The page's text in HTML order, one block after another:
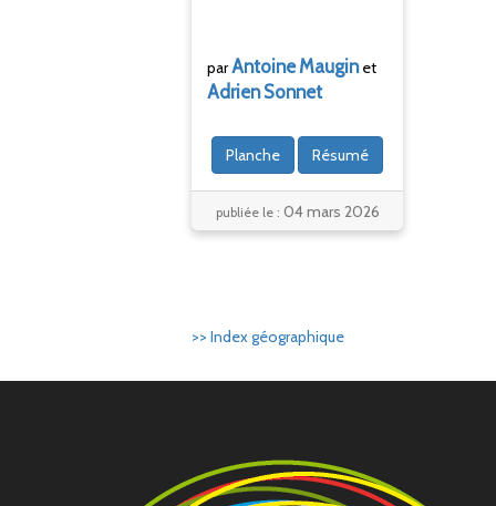
parAntoineMauginet
Adrien Sonnet
Planche Résumé
publiée le : 04 mars 2026
>> Index géographique